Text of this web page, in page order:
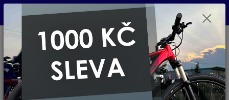
Pro nachystání kola / doplňků na prodejně si prosím zavolejte dopředu.
Menu
CZK
Hledat
+420 733 792 733
PO-PÁ 10:00-17:00 | SO: 9:00-12:00